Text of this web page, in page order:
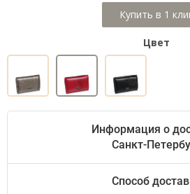
Цвет
Информация о
Санкт-
Способ